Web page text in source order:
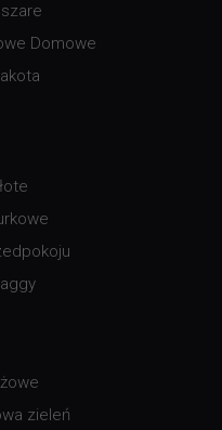
Domowe
zieleń